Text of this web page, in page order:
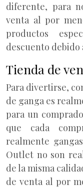
diferente, para
venta al por
productos
descuento
Tienda de
Para divertirse,
de ganga es
para un
que cada
realmente
Outlet no son
de la misma
de venta al por